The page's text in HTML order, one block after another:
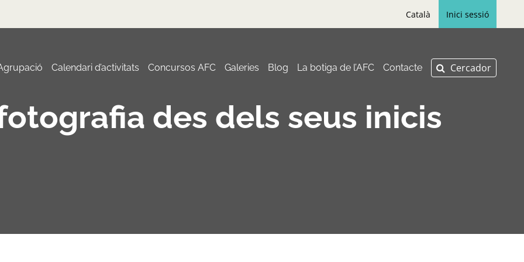
Català Inici sessió
Agrupació Calendari d’activitats Concursos AFC Galeries Blog La botiga de l’AFC Contacte
des dels seus inicis